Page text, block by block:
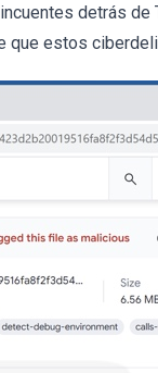
detrás de
que estos